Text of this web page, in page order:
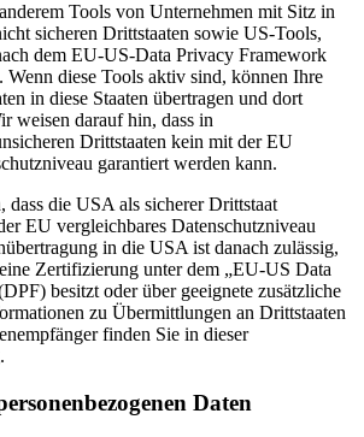
Tools von Unternehmen mit Sitz in
sicheren Drittstaaten sowie US-Tools,
dem EU-US-Data Privacy Framework
diese Tools aktiv sind, können Ihre
in diese Staaten übertragen und dort
weisen darauf hin, dass in
Drittstaaten kein mit der EU
garantiert werden kann.
dass die USA als sicherer Drittstaat
EU vergleichbares Datenschutzniveau
in die USA ist danach zulässig,
Zertifizierung unter dem „EU-US Data
besitzt oder über geeignete zusätzliche
zu Übermittlungen an Drittstaaten
finden Sie in dieser
Daten